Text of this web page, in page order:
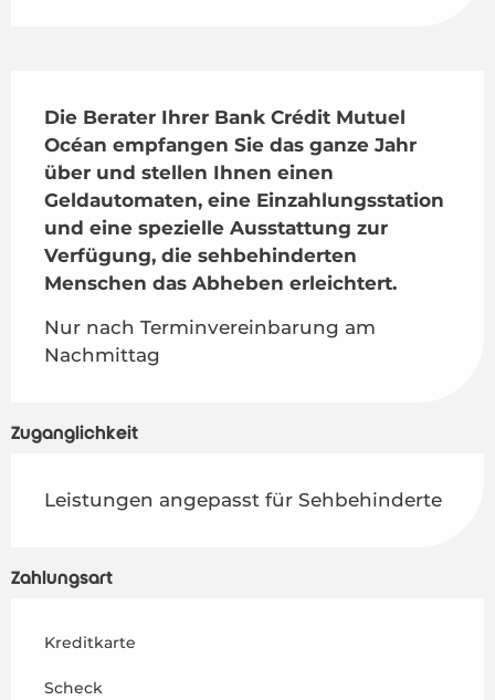
Die Berater Ihrer Bank Crédit Mutuel
Océan empfangen Sie das ganze Jahr
über und stellen Ihnen einen
Geldautomaten, eine Einzahlungsstation
und eine spezielle Ausstattung zur
Verfügung, die sehbehinderten
Menschen das Abheben erleichtert.
Nur nach Terminvereinbarung am
Nachmittag
Zugänglichkeit
Leistungen angepasst für Sehbehinderte
Zahlungsart
Kreditkarte
Scheck